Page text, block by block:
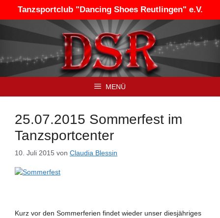
springen
Tanzsportclub "Dancing Shoes Reutlingen" e.V.
MENÜ
25.07.2015 Sommerfest im
Tanzsportcenter
10. Juli 2015 von Claudia Blessin
Kurz vor den Sommerferien findet wieder unser diesjähriges